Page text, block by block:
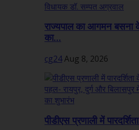
राज्यपाल का आगमन बसना
का...
cg24Aug 8, 2026
पीडीएस प्रणाली में